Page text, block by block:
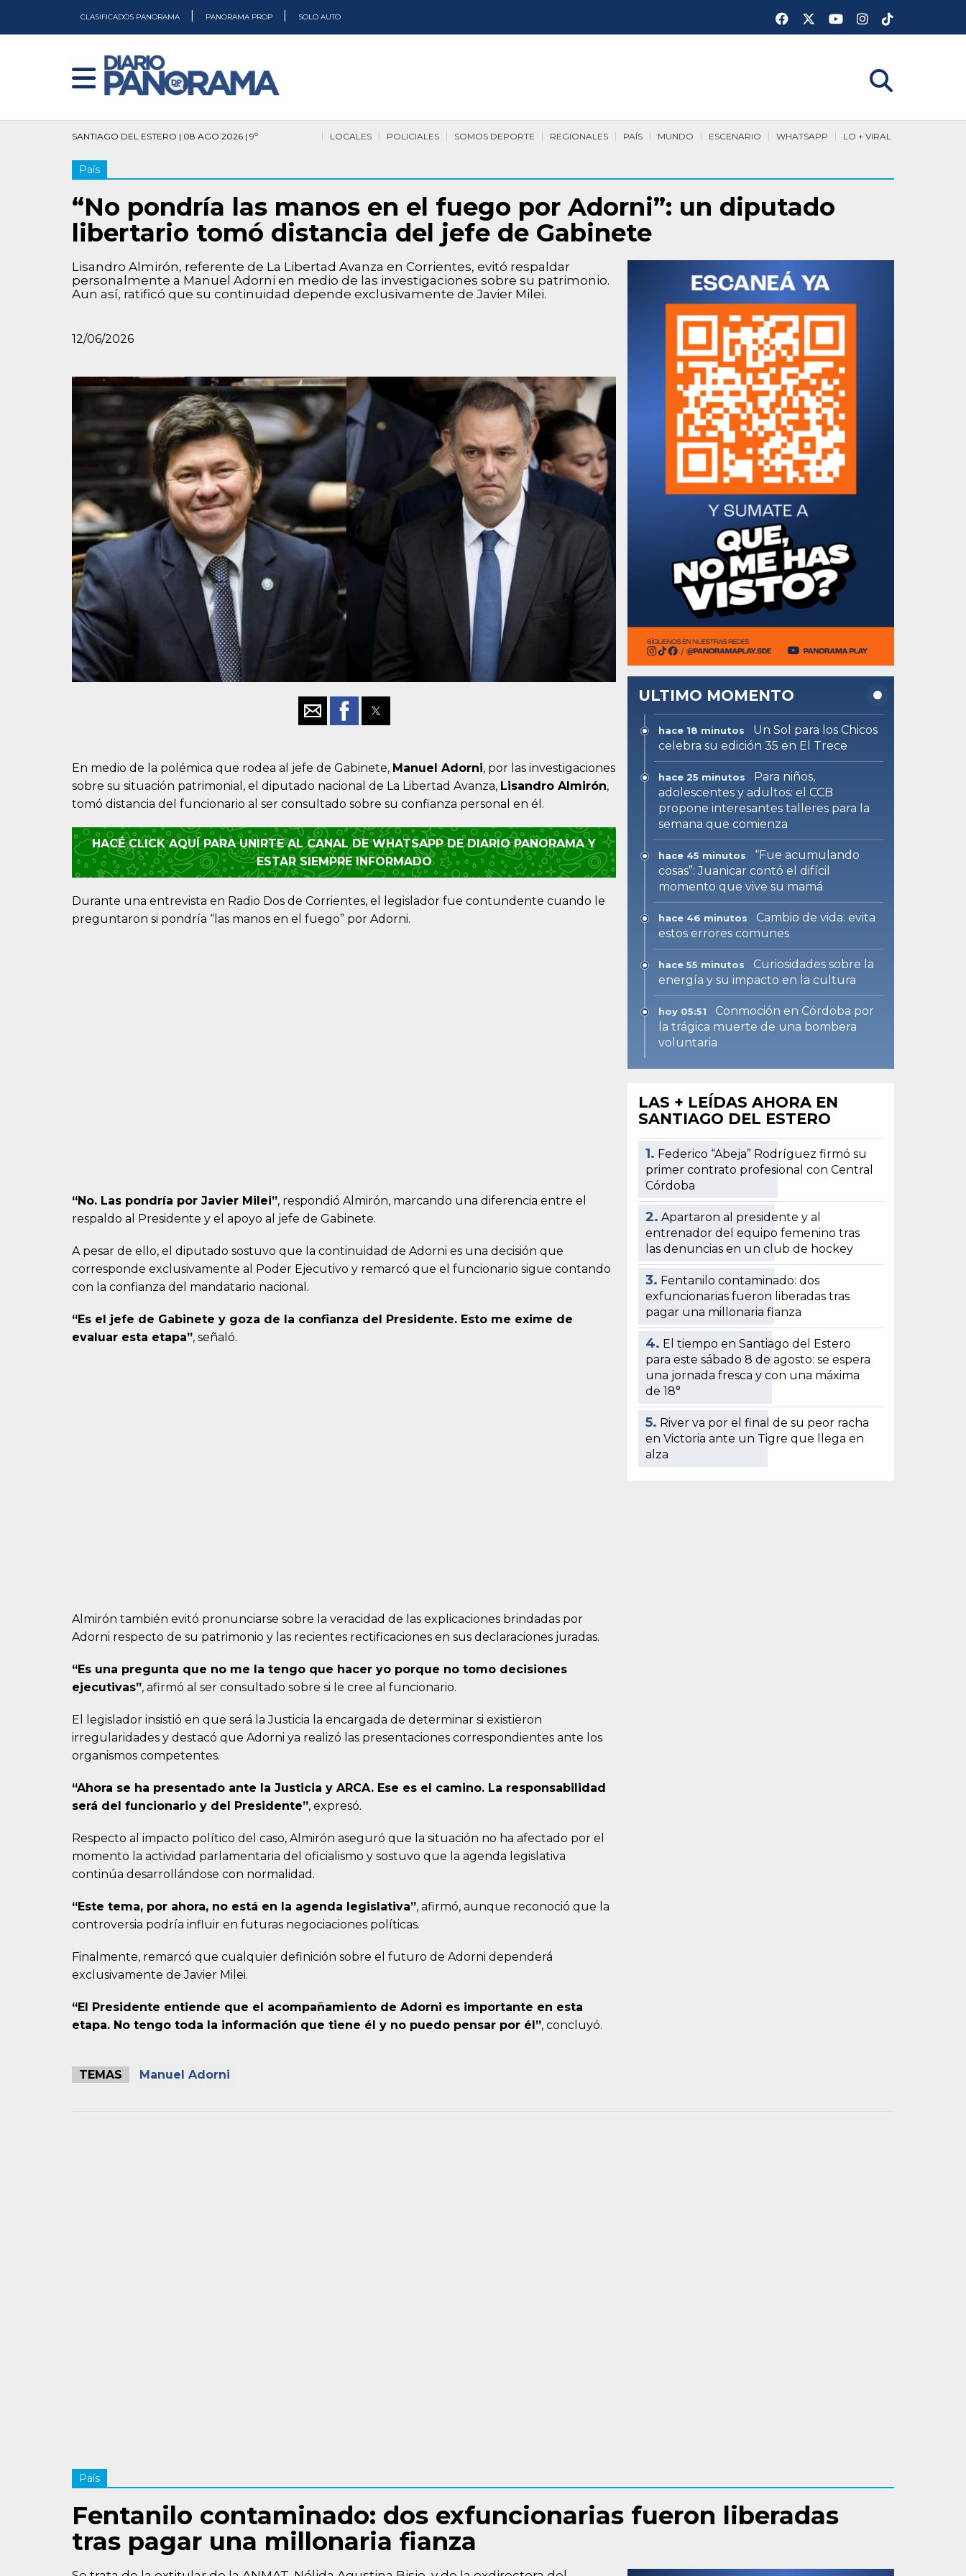
CLASIFICADOS PANORAMA PANORAMA PROP SOLO AUTO
SANTIAGO DEL ESTERO | 08 AGO 2026 | 9º LO + VIRAL
WHATSAPP
ESCENARIO
MUNDO
PAÍS
REGIONALES
SOMOS DEPORTE
POLICIALES
LOCALES
País
“No pondría las manos en el fuego por Adorni”: un diputado
libertario tomó distancia del jefe de Gabinete
Lisandro Almirón, referente de La Libertad Avanza en Corrientes, evitó respaldar
personalmente a Manuel Adorni en medio de las investigaciones sobre su patrimonio.
Aun así, ratificó que su continuidad depende exclusivamente de Javier Milei.
12/06/2026
En medio de la polémica que rodea al jefe de Gabinete, Manuel Adorni, por las investigaciones
sobre su situación patrimonial, el diputado nacional de La Libertad Avanza, Lisandro Almirón,
tomó distancia del funcionario al ser consultado sobre su confianza personal en él.
HACÉ CLICK AQUÍ PARA UNIRTE AL CANAL DE WHATSAPP DE DIARIO PANORAMA Y
ESTAR SIEMPRE INFORMADO
Durante una entrevista en Radio Dos de Corrientes, el legislador fue contundente cuando le
preguntaron si pondría “las manos en el fuego” por Adorni.
“No. Las pondría por Javier Milei”, respondió Almirón, marcando una diferencia entre el
respaldo al Presidente y el apoyo al jefe de Gabinete.
A pesar de ello, el diputado sostuvo que la continuidad de Adorni es una decisión que
corresponde exclusivamente al Poder Ejecutivo y remarcó que el funcionario sigue contando
con la confianza del mandatario nacional.
“Es el jefe de Gabinete y goza de la confianza del Presidente. Esto me exime de
evaluar esta etapa”, señaló.
Almirón también evitó pronunciarse sobre la veracidad de las explicaciones brindadas por
Adorni respecto de su patrimonio y las recientes rectificaciones en sus declaraciones juradas.
“Es una pregunta que no me la tengo que hacer yo porque no tomo decisiones
ejecutivas”, afirmó al ser consultado sobre si le cree al funcionario.
El legislador insistió en que será la Justicia la encargada de determinar si existieron
irregularidades y destacó que Adorni ya realizó las presentaciones correspondientes ante los
organismos competentes.
“Ahora se ha presentado ante la Justicia y ARCA. Ese es el camino. La responsabilidad
será del funcionario y del Presidente”, expresó.
Respecto al impacto político del caso, Almirón aseguró que la situación no ha afectado por el
momento la actividad parlamentaria del oficialismo y sostuvo que la agenda legislativa
continúa desarrollándose con normalidad.
“Este tema, por ahora, no está en la agenda legislativa”, afirmó, aunque reconoció que la
controversia podría influir en futuras negociaciones políticas.
Finalmente, remarcó que cualquier definición sobre el futuro de Adorni dependerá
exclusivamente de Javier Milei.
“El Presidente entiende que el acompañamiento de Adorni es importante en esta
etapa. No tengo toda la información que tiene él y no puedo pensar por él”, concluyó.
TEMAS Manuel Adorni
ULTIMO MOMENTO
hace 18 minutos
Un Sol para los Chicos
celebra su edición 35 en El Trece
hace 25 minutos
Para niños,
adolescentes y adultos: el CCB
propone interesantes talleres para la
semana que comienza
hace 45 minutos
“Fue acumulando
cosas”: Juanicar contó el difícil
momento que vive su mamá
hace 46 minutos
Cambio de vida: evita
estos errores comunes
hace 55 minutos
Curiosidades sobre la
energía y su impacto en la cultura
hoy 05:51
Conmoción en Córdoba por
la trágica muerte de una bombera
voluntaria
LAS + LEÍDAS AHORA EN
SANTIAGO DEL ESTERO
1. Federico “Abeja” Rodríguez firmó su
primer contrato profesional con Central
Córdoba
2. Apartaron al presidente y al
entrenador del equipo femenino tras
las denuncias en un club de hockey
3. Fentanilo contaminado: dos
exfuncionarias fueron liberadas tras
pagar una millonaria fianza
4. El tiempo en Santiago del Estero
para este sábado 8 de agosto: se espera
una jornada fresca y con una máxima
de 18°
5. River va por el final de su peor racha
en Victoria ante un Tigre que llega en
alza